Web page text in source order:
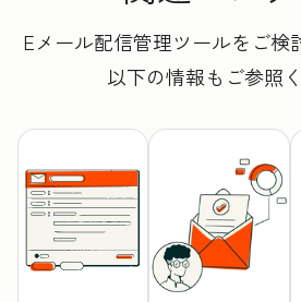
Eメール配信管理ツールをご検
以下の情報もご参照く